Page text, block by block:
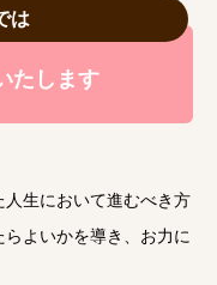
は
たします
人生において進むべき方
よいかを導き、お力に